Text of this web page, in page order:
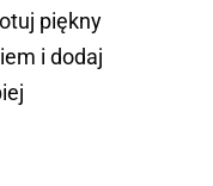
piękny
i dodaj